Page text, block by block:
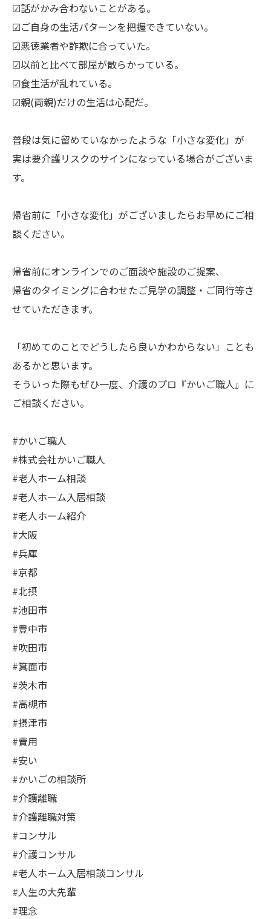
☑話がかみ合わないことがある。
☑ご自身の生活パターンを把握できていない。
☑悪徳業者や詐欺に合っていた。
☑以前と比べて部屋が散らかっている。
☑食生活が乱れている。
☑親(両親)だけの生活は心配だ。
普段は気に留めていなかったような「小さな変化」が
実は要介護リスクのサインになっている場合がございま
す。
帰省前に「小さな変化」がございましたらお早めにご相
談ください。
帰省前にオンラインでのご面談や施設のご提案、
帰省のタイミングに合わせたご見学の調整・ご同行等さ
せていただきます。
「初めてのことでどうしたら良いかわからない」ことも
あるかと思います。
そういった際もぜひ一度、介護のプロ『かいご職人』に
ご相談ください。
#かいご職人
#株式会社かいご職人
#老人ホーム相談
#老人ホーム入居相談
#老人ホーム紹介
#大阪
#兵庫
#京都
#北摂
#池田市
#豊中市
#吹田市
#箕面市
#茨木市
#高槻市
#摂津市
#費用
#安い
#かいごの相談所
#介護離職
#介護離職対策
#コンサル
#介護コンサル
#老人ホーム入居相談コンサル
#人生の大先輩
#理念